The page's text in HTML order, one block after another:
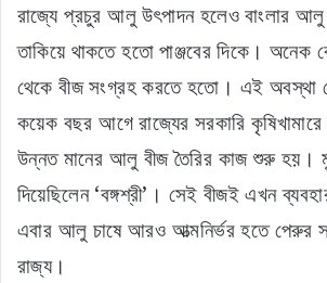
রাজ্যে প্রচুর আলু উৎপাদন হলেও বাংলার আলু
তাকিয়ে থাকতে হতো পাঞ্জবের দিকে। অনেক
থেকে বীজ সংগ্রহ করতে হতো। এই অবস্থা
কয়েক বছর আগে রাজ্যের সরকারি
উন্নত মানের আলু বীজ তৈরির কাজ শুরু হয়।
দিয়েছিলেন ‘বঙ্গশ্রী’। সেই বীজই এখন
এবার আলু চাষে আরও আত্মনির্ভর হতে পেরুর
রাজ্য।